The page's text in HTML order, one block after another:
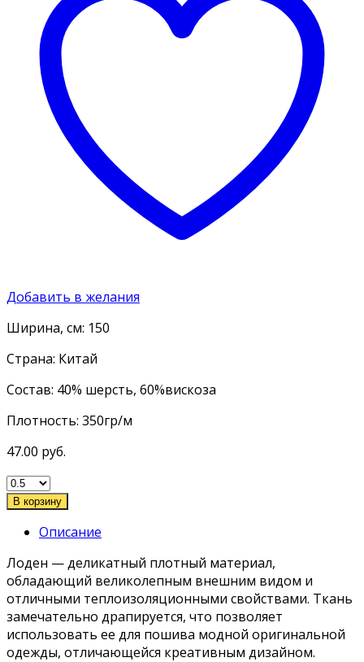
Добавить в желания
Ширина, см: 150
Страна: Китай
Состав: 40% шерсть, 60%вискоза
Плотность: 350гр/м
47.00 руб.
В корзину
Описание
Лоден — деликатный плотный материал,
обладающий великолепным внешним видом и
отличными теплоизоляционными свойствами. Ткань
замечательно драпируется, что позволяет
использовать ее для пошива модной оригинальной
одежды, отличающейся креативным дизайном.